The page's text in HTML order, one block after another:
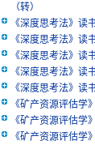
（转）
《深度思考法》读
《深度思考法》读
《深度思考法》读
《深度思考法》读
《深度思考法》读
《矿产资源评估学
《矿产资源评估学
《矿产资源评估学